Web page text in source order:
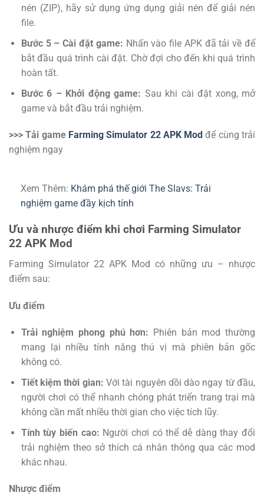
nén (ZIP), hãy sử dụng ứng dụng giải nén để giải nén
file.
Bước 5 – Cài đặt game: Nhấn vào file APK đã tải về để
bắt đầu quá trình cài đặt. Chờ đợi cho đến khi quá trình
hoàn tất.
Bước 6 – Khởi động game: Sau khi cài đặt xong, mở
game và bắt đầu trải nghiệm.
>>> Tải game Farming Simulator 22 APK Mod để cùng trải
nghiệm ngay
Xem Thêm: Khám phá thế giới The Slavs: Trải
nghiệm game đầy kịch tính
Ưu và nhược điểm khi chơi Farming Simulator
22 APK Mod
Farming Simulator 22 APK Mod có những ưu – nhược
điểm sau:
Ưu điểm
Trải nghiệm phong phú hơn:
Phiên bản mod thường
mang lại nhiều tính năng thú vị mà phiên bản gốc
không có.
Tiết kiệm thời gian: Với tài nguyên dồi dào ngay từ đầu,
người chơi có thể nhanh chóng phát triển trang trại mà
không cần mất nhiều thời gian cho việc tích lũy.
Tính tùy biến cao: Người chơi có thể dễ dàng thay đổi
trải nghiệm theo sở thích cá nhân thông qua các mod
khác nhau.
Nhược điểm